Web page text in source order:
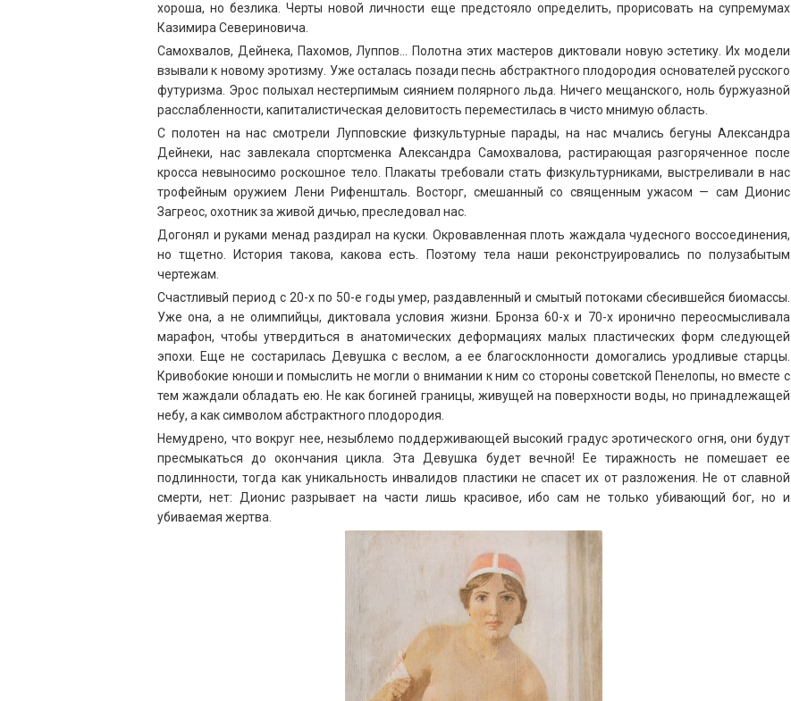
хороша, но безлика. Черты новой личности еще предстояло определить, прорисовать на супремумах
Казимира Севериновича.
Самохвалов, Дейнека, Пахомов, Луппов… Полотна этих мастеров диктовали новую эстетику. Их модели
взывали к новому эротизму. Уже осталась позади песнь абстрактного плодородия основателей русского
футуризма. Эрос полыхал нестерпимым сиянием полярного льда. Ничего мещанского, ноль буржуазной
расслабленности, капиталистическая деловитость переместилась в чисто мнимую область.
С полотен на нас смотрели Лупповские физкультурные парады, на нас мчались бегуны Александра
Дейнеки, нас завлекала спортсменка Александра Самохвалова, растирающая разгоряченное после
кросса невыносимо роскошное тело. Плакаты требовали стать физкультурниками, выстреливали в нас
трофейным оружием Лени Рифеншталь. Восторг, смешанный со священным ужасом — сам Дионис
Загреос, охотник за живой дичью, преследовал нас.
Догонял и руками менад раздирал на куски. Окровавленная плоть жаждала чудесного воссоединения,
но тщетно. История такова, какова есть. Поэтому тела наши реконструировались по полузабытым
чертежам.
Счастливый период с 20-х по 50-е годы умер, раздавленный и смытый потоками сбесившейся биомассы.
Уже она, а не олимпийцы, диктовала условия жизни. Бронза 60-х и 70-х иронично переосмысливала
марафон, чтобы утвердиться в анатомических деформациях малых пластических форм следующей
эпохи. Еще не состарилась Девушка с веслом, а ее благосклонности домогались уродливые старцы.
Кривобокие юноши и помыслить не могли о внимании к ним со стороны советской Пенелопы, но вместе с
тем жаждали обладать ею. Не как богиней границы, живущей на поверхности воды, но принадлежащей
небу, а как символом абстрактного плодородия.
Немудрено, что вокруг нее, незыблемо поддерживающей высокий градус эротического огня, они будут
пресмыкаться до окончания цикла. Эта Девушка будет вечной! Ее тиражность не помешает ее
подлинности, тогда как уникальность инвалидов пластики не спасет их от разложения. Не от славной
смерти, нет: Дионис разрывает на части лишь красивое, ибо сам не только убивающий бог, но и
убиваемая жертва.